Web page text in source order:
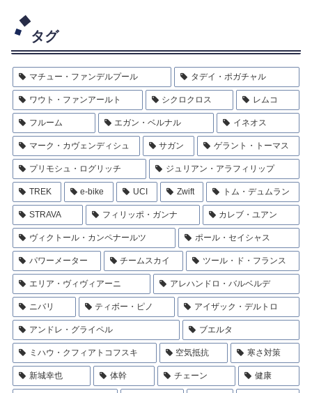
タグ
マチュー・ファンデルプール タデイ・ポガチャル
ワウト・ファンアールト シクロクロス レムコ
フルーム エガン・ベルナル イネオス
マーク・カヴェンディシュ サガン ゲラント・トーマス
プリモシュ・ログリッチ ジュリアン・アラフィリップ
TREK e-bike UCI Zwift トム・デュムラン
STRAVA フィリッポ・ガンナ カレブ・ユアン
ヴィクトール・カンペナールツ ポール・セイシャス
パワーメーター チームスカイ ツール・ド・フランス
エリア・ヴィヴィアーニ アレハンドロ・バルベルデ
ニバリ ティボー・ピノ アイザック・デルトロ
アンドレ・グライペル ブエルタ
ミハウ・クフィアトコフスキ 空気抵抗 寒さ対策
新城幸也 体幹 チェーン 健康